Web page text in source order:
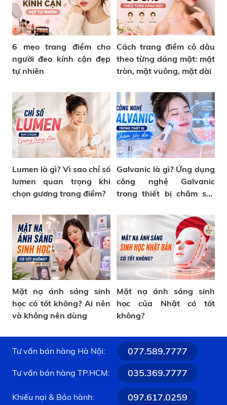
6 mẹo trang điểm cho
người đeo kính cận đẹp
tự nhiên
Cách trang điểm cô dâu
theo từng dáng mặt: mặt
tròn, mặt vuông, mặt dài
Lumen là gì? Vì sao chỉ số
lumen quan trọng khi
chọn gương trang điểm?
Galvanic là gì? Ứng dụng
công nghệ Galvanic
trong thiết bị chăm sóc
Mặt nạ ánh sáng sinh
học có tốt không? Ai nên
và không nên dùng
Mặt nạ ánh sáng sinh
học của Nhật có tốt
không?
Tư vấn bán hàng Hà Nội: 077.589.7777
Tư vấn bán hàng TP.HCM: 035.369.7777
Khiếu nại & Bảo hành: 097.617.0259